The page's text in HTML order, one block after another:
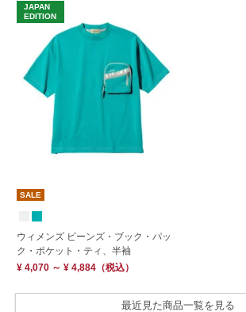
JAPAN
EDITION
SALE
ウィメンズ ビーンズ・ブック・パッ
ク・ポケット・ティ、半袖
¥ 4,070 ～ ¥ 4,884（税込）
最近見た商品一覧を見る